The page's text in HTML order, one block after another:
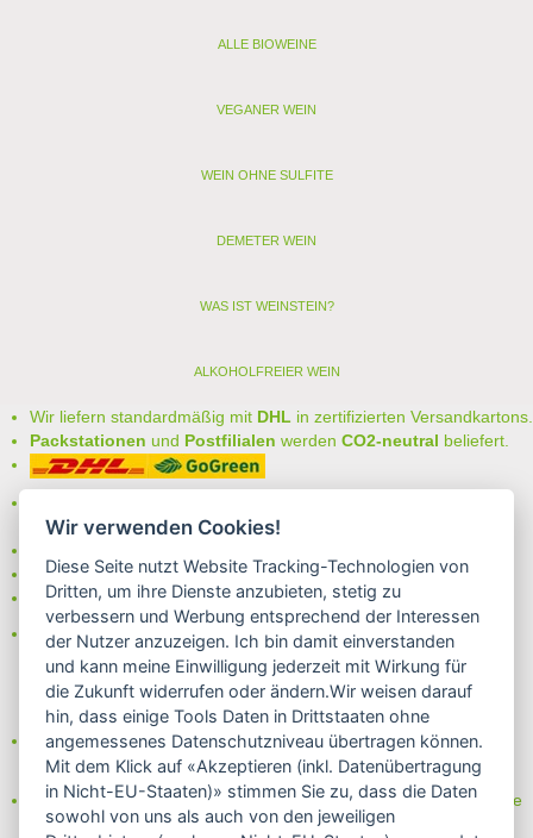
ALLE BIOWEINE
VEGANER WEIN
WEIN OHNE SULFITE
DEMETER WEIN
WAS IST WEINSTEIN?
ALKOHOLFREIER WEIN
Wir liefern standardmäßig mit DHL in zertifizierten Versandkartons.
Packstationen und Postfilialen werden CO2-neutral beliefert.
auswählen:
- Rechnung
- Lastschrift/Bankeinzug
Das Internetsiegel "GEPRÜFTER SHOP – Sicher einkaufen":
Partner von:
Wine in Moderation - bewußt genießen
Erfahren Sie mehr über Biowein in unserem Blog oder Folgen Sie
uns!
Wir verwenden Cookies!
Diese Seite nutzt Website Tracking-Technologien von
Dritten, um ihre Dienste anzubieten, stetig zu
verbessern und Werbung entsprechend der Interessen
der Nutzer anzuzeigen. Ich bin damit einverstanden
und kann meine Einwilligung jederzeit mit Wirkung für
die Zukunft widerrufen oder ändern.Wir weisen darauf
hin, dass einige Tools Daten in Drittstaaten ohne
angemessenes Datenschutzniveau übertragen können.
Mit dem Klick auf «Akzeptieren (inkl. Datenübertragung
in Nicht-EU-Staaten)» stimmen Sie zu, dass die Daten
sowohl von uns als auch von den jeweiligen